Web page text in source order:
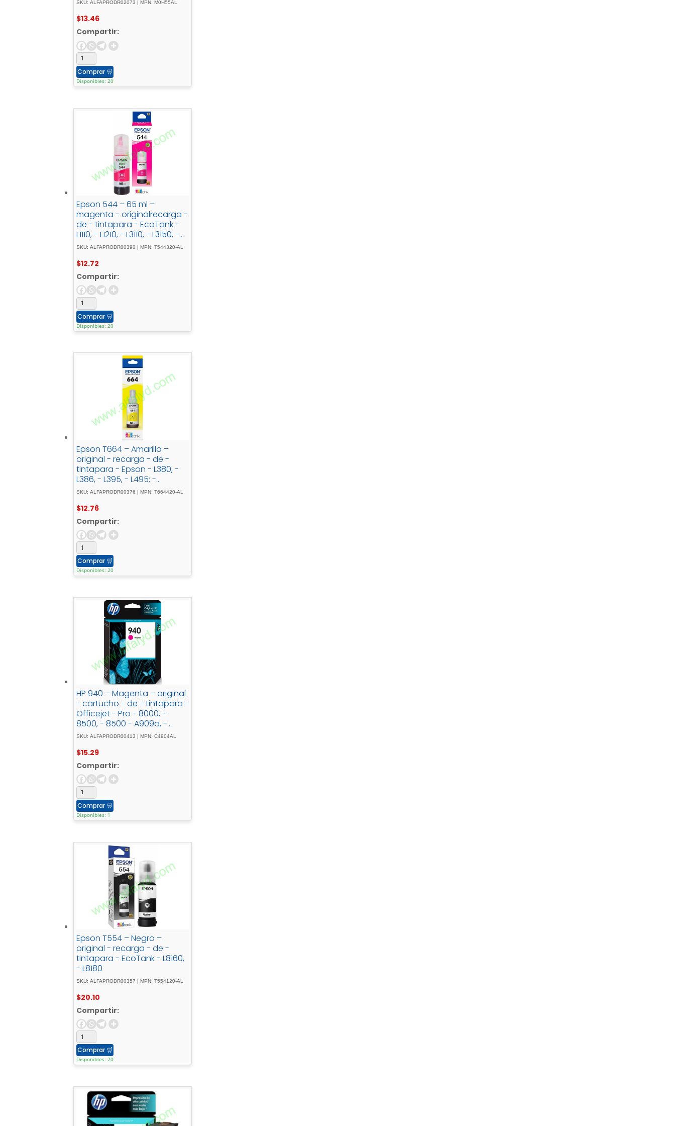
76XX
SKU: ALFAPRODR02073 | MPN: M0H55AL
$13.46
Compartir:
Comprar 🛒
Disponibles: 20
Epson 544 – 65 ml –
magenta - originalrecarga -
de - tintapara - EcoTank -
L1110, - L1210, - L3110, - L3150, -
L3210, - L3250, - L3260, -
SKU: ALFAPRODR00390 | MPN: T544320-AL
$12.72
Compartir:
Comprar 🛒
Disponibles: 20
Epson T664 – Amarillo –
original - recarga - de -
tintapara - Epson - L380, -
L386, - L395, - L495; -
EcoTank - ET-2600, - 2650, -
SKU: ALFAPRODR00376 | MPN: T664420-AL
$12.76
Compartir:
Comprar 🛒
Disponibles: 20
HP 940 – Magenta – original
- cartucho - de - tintapara -
Officejet - Pro - 8000, -
8500, - 8500 - A909a, -
8500A, - 8500A - A910a, -
SKU: ALFAPRODR00413 | MPN: C4904AL
$15.29
Compartir:
Comprar 🛒
Disponibles: 1
Epson T554 – Negro –
original - recarga - de -
tintapara - EcoTank - L8160,
- L8180
SKU: ALFAPRODR00357 | MPN: T554120-AL
$20.10
Compartir:
Comprar 🛒
Disponibles: 20